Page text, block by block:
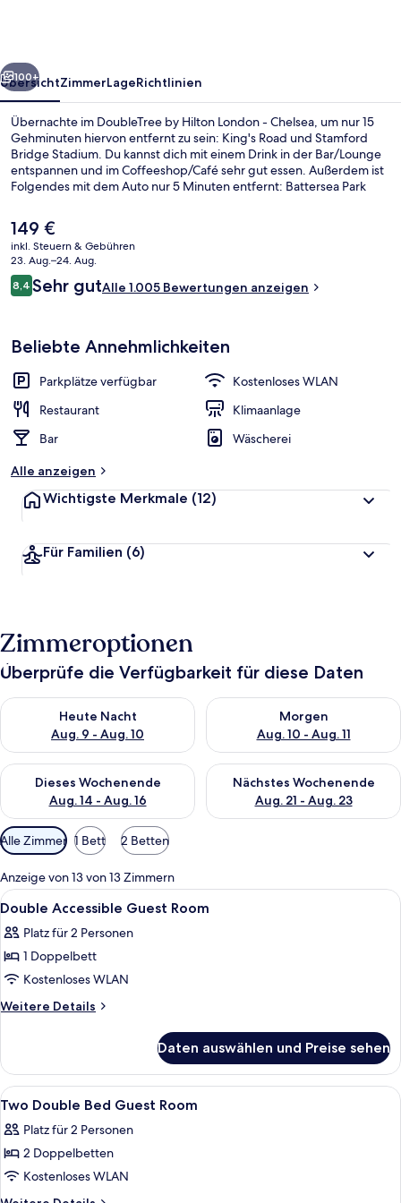
Weiter
100+
ÜbersichtZimmerLageRichtlinien
Übernachte im DoubleTree by Hilton London - Chelsea, um nur 15
Gehminuten hiervon entfernt zu sein: King's Road und Stamford
Bridge Stadium. Du kannst dich mit einem Drink in der Bar/Lounge
entspannen und im Coffeeshop/Café sehr gut essen. Außerdem ist
Folgendes mit dem Auto nur 5 Minuten entfernt: Battersea Park
tolle Bewertungen von anderen Reisenden. Die öffentlichen
Verkehrsmittel sind ganz in der Nähe: Zur U-Bahn (U-Bahn-Station
Fulham Broadway) sind es nur 14 Gehminuten.
Der
aktuelle
Preis
beträgt
149 €.
149 €
inkl. Steuern & Gebühren
23. Aug.–24. Aug.
Bewertungen
8,48,4 von 10.
Sehr gutAlle 1.005 Bewertungen anzeigen
Beliebte Annehmlichkeiten
Parkplätze verfügbar
Kostenloses WLAN
Restaurant
Klimaanlage
Bar
Wäscherei
Alle anzeigen
Wichtigste Merkmale (12)
Für Familien (6)
Zimmeroptionen
Überprüfe die Verfügbarkeit für diese Daten
Heute Nacht
Aug. 9 - Aug. 10
Überprüfe die Verfügbarkeit für heute Nacht, Aug. 9 - Aug.
Morgen
Aug. 10 - Aug. 11
Überprüfe die Verfügbarkeit
Dieses Wochenende
Aug. 14 - Aug. 16
Überprüfe die Verfügbarkeit für dieses Wochenende, Aug. 14
Nächstes Wochenende
Aug. 21 - Aug. 23
Überprüfe die Verfügbarkeit
Verfügbare
Filter
für
Zimmer
Alle Zimmer 1 Bett 2 Betten
Anzeige von 13 von 13 Zimmern
Alle
Fotos
für
Double
Accessible
Guest
Ein Hotelzimmer mit einem großen
10
Double Accessible Guest Room
Platz für 2 Personen
1 Doppelbett
Kostenloses WLAN
Weitere Details
Weitere
Accessible
Guest
Room
Daten auswählen und Preise sehen
Alle
Fotos
für
Two
Double
Bed
Ein Hotelzimmer mit zwei Betten,
16
Two Double Bed Guest Room
Platz für 2 Personen
2 Doppelbetten
Kostenloses WLAN